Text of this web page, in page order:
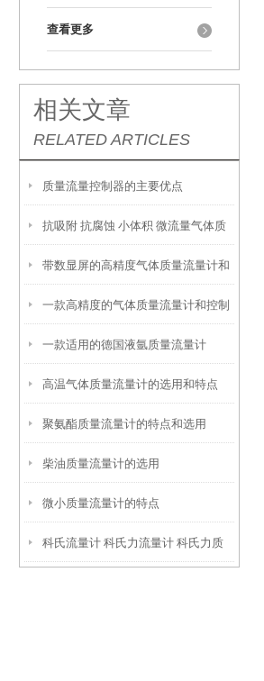
查看更多
相关文章
RELATED ARTICLES
质量流量控制器的主要优点
抗吸附 抗腐蚀 小体积 微流量气体质
量流量计
带数显屏的高精度气体质量流量计和
控制器
一款高精度的气体质量流量计和控制
器
一款适用的德国液氩质量流量计
高温气体质量流量计的选用和特点
聚氨酯质量流量计的特点和选用
柴油质量流量计的选用
微小质量流量计的特点
科氏流量计 科氏力流量计 科氏力质